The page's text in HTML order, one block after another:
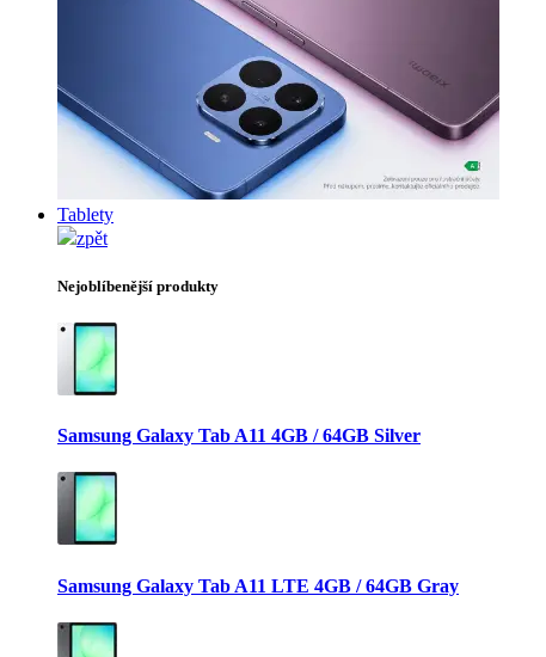
Tablety
zpět
Nejoblíbenější produkty
Samsung Galaxy Tab A11 4GB / 64GB Silver
Samsung Galaxy Tab A11 LTE 4GB / 64GB Gray